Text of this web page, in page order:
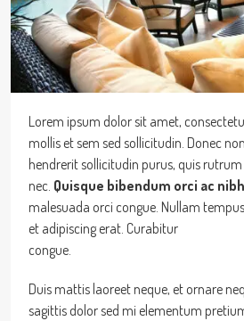
Lorem ipsum dolor sit amet,
mollis et sem sed sollicitudin. Donec
hendrerit sollicitudin purus, quis
nec. Quisque bibendum orci ac
malesuada orci congue. Nullam
et adipiscing erat. Curabitur
congue.
Duis mattis laoreet neque, et ornare
sagittis dolor sed mi elementum